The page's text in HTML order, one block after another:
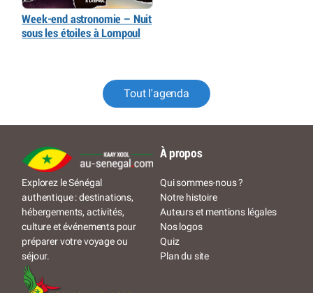
Week-end astronomie – Nuit
sous les étoiles à Lompoul
Tout l'agenda
Explorez le Sénégal
authentique : destinations,
hébergements, activités,
culture et événements pour
préparer votre voyage ou
séjour.
À propos
Qui sommes-nous ?
Notre histoire
Auteurs et mentions légales
Nos logos
Quiz
Plan du site